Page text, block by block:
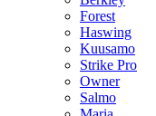
Forest
Haswing
Kuusamo
Strike Pro
Owner
Salmo